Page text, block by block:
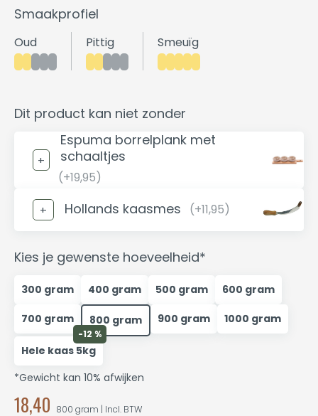
Smaakprofiel
Oud Pittig Smeuïg
Dit product kan niet zonder
Espuma borrelplank met
schaaltjes
(+19,95)
Hollands kaasmes (+11,95)
Kies je gewenste hoeveelheid*
300 gram 400 gram 500 gram 600 gram
700 gram 800 gram 900 gram 1000 gram
-12 %
Hele kaas 5kg
*Gewicht kan 10% afwijken
18,40 800 gram | Incl. BTW